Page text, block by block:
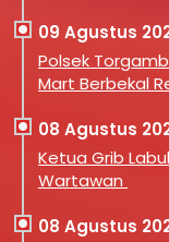
09 Agustus
Polsek
Mart Berbekal
08 Agustus
Ketua Grib
Wartawan
08 Agustus